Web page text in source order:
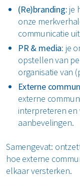
(Re)branding: je
onze
communicatie
PR & media: je
opstellen van
organisatie van
Externe
externe
interpreteren
aanbevelingen.
Samengevat:
hoe externe
elkaar versterken.